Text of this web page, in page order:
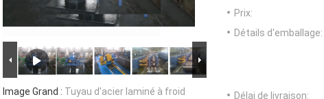
Image Grand : Tuyau d'acier laminé à froid
Prix:
Détails d'emballage:
Délai de livraison: